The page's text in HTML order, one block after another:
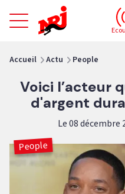
NRJ - Accueil
Accueil Actu People
Voici l’acteur
d'argent
Le 08 décembre
People